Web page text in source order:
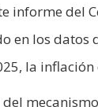
informe del
en los datos
la inflación